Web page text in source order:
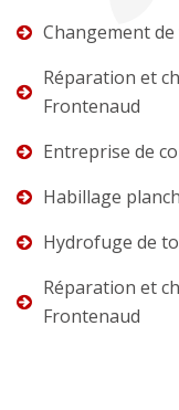
Changement
Réparation et
Frontenaud
Entreprise de
Habillage
Hydrofuge de
Réparation et
Frontenaud